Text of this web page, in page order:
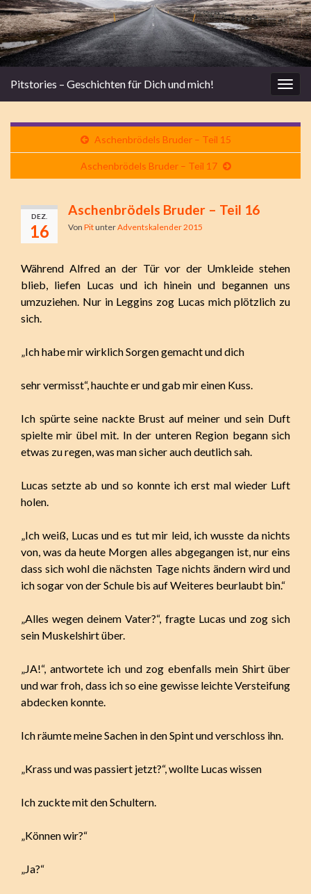
Pitstories – Geschichten für Dich und mich!
Aschenbrödels Bruder – Teil 15
Aschenbrödels Bruder – Teil 17
DEZ.
16
Aschenbrödels Bruder – Teil 16
Von PitunterAdventskalender 2015
Während Alfred an der Tür vor der Umkleide stehen
blieb, liefen Lucas und ich hinein und begannen uns
umzuziehen. Nur in Leggins zog Lucas mich plötzlich zu
sich.
„Ich habe mir wirklich Sorgen gemacht und dich
sehr vermisst“, hauchte er und gab mir einen Kuss.
Ich spürte seine nackte Brust auf meiner und sein Duft
spielte mir übel mit. In der unteren Region begann sich
etwas zu regen, was man sicher auch deutlich sah.
Lucas setzte ab und so konnte ich erst mal wieder Luft
holen.
„Ich weiß, Lucas und es tut mir leid, ich wusste da nichts
von, was da heute Morgen alles abgegangen ist, nur eins
dass sich wohl die nächsten Tage nichts ändern wird und
ich sogar von der Schule bis auf Weiteres beurlaubt bin.“
„Alles wegen deinem Vater?“, fragte Lucas und zog sich
sein Muskelshirt über.
„JA!“, antwortete ich und zog ebenfalls mein Shirt über
und war froh, dass ich so eine gewisse leichte Versteifung
abdecken konnte.
Ich räumte meine Sachen in den Spint und verschloss ihn.
„Krass und was passiert jetzt?“, wollte Lucas wissen
Ich zuckte mit den Schultern.
„Können wir?“
„Ja?“